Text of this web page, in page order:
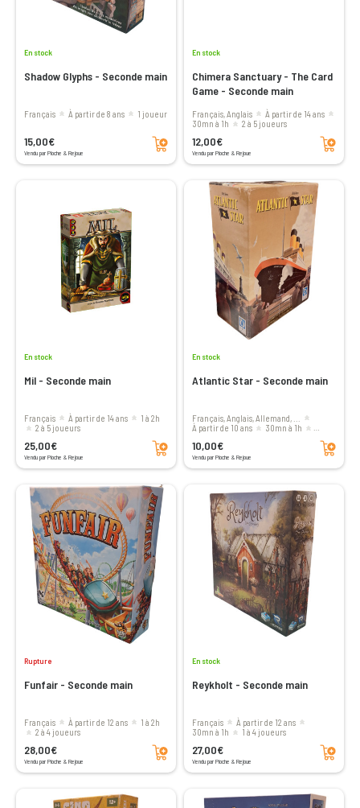
En stock
Shadow Glyphs - Seconde main
Français à partir de 8 ans 1 joueur
15,00€
Vendu par Pioche & Rejoue
Ajouter au panier
En stock
Chimera Sanctuary - The Card
Game - Seconde main
Français, Anglais
à partir de 14 ans
30mn à 1h
2 à 5 joueurs
12,00€
Vendu par Pioche & Rejoue
Ajouter au panier
En stock
Mil - Seconde main
Français à partir de 14 ans
1 à 2h
2 à 5 joueurs
25,00€
Vendu par Pioche & Rejoue
Ajouter au panier
En stock
Atlantic Star - Seconde main
Français, Anglais, Allemand, ...
à partir de 10 ans
30mn à 1h
10,00€
Vendu par Pioche & Rejoue
Ajouter au panier
Rupture
Funfair - Seconde main
Français à partir de 12 ans
1 à 2h
2 à 4 joueurs
28,00€
Vendu par Pioche & Rejoue
Ajouter au panier
En stock
Reykholt - Seconde main
Français
à partir de 12 ans
30mn à 1h
1 à 4 joueurs
27,00€
Vendu par Pioche & Rejoue
Ajouter au panier